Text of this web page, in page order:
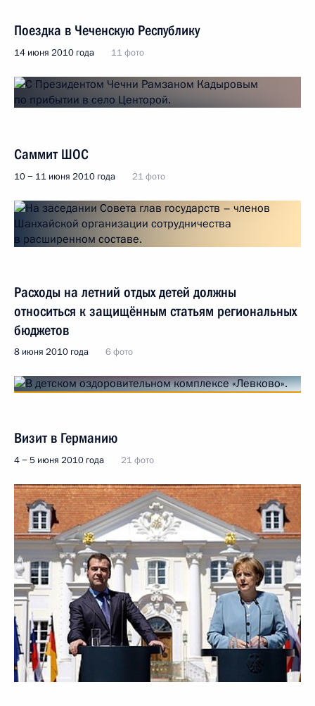
Поездка в Чеченскую Республику
14 июня 2010 года 11 фото
Саммит ШОС
10 − 11 июня 2010 года 21 фото
Расходы на летний отдых детей должны
относиться к защищённым статьям региональных
бюджетов
8 июня 2010 года 6 фото
Визит в Германию
4 − 5 июня 2010 года 21 фото